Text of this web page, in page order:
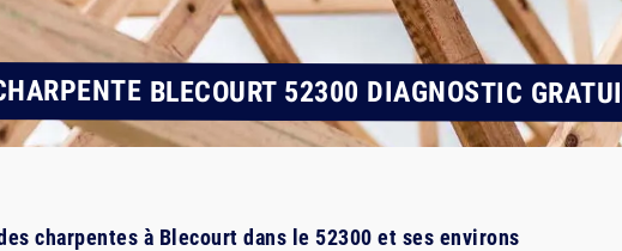
BLECOURT 52300 DIAGNOSTIC
charpentes à Blecourt dans le 52300 et ses environs